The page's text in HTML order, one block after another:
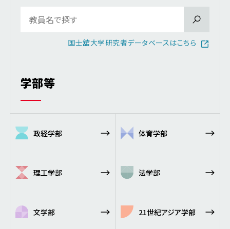
国士舘大学研究者データベースはこちら
学部等
政経学部 体育学部
理工学部 法学部
文学部 21世紀アジア学部